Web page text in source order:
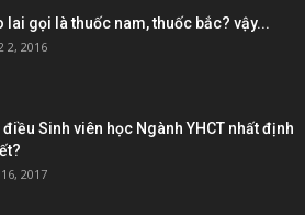
lai gọi là thuốc nam, thuốc bắc? vậy...
2, 2016
Sinh viên học Ngành YHCT nhất định
2017